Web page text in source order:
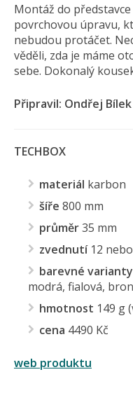
Montáž do
povrchovou úpravu,
nebudou protáčet.
věděli, zda je máme
sebe. Dokonalý
Připravil: Ondřej Bílek
TECHBOX
materiál karbon
šíře 800 mm
průměr35 mm
zvednutí12
barevné varianty
modrá, fialová,
hmotnost 149 g
cena 4490 Kč
web produktu